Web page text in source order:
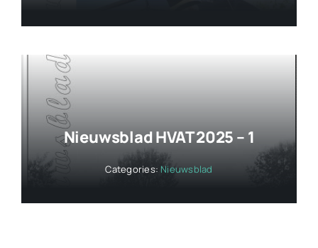
Nieuwsblad HVAT 2025 – 1
Categories:Nieuwsblad